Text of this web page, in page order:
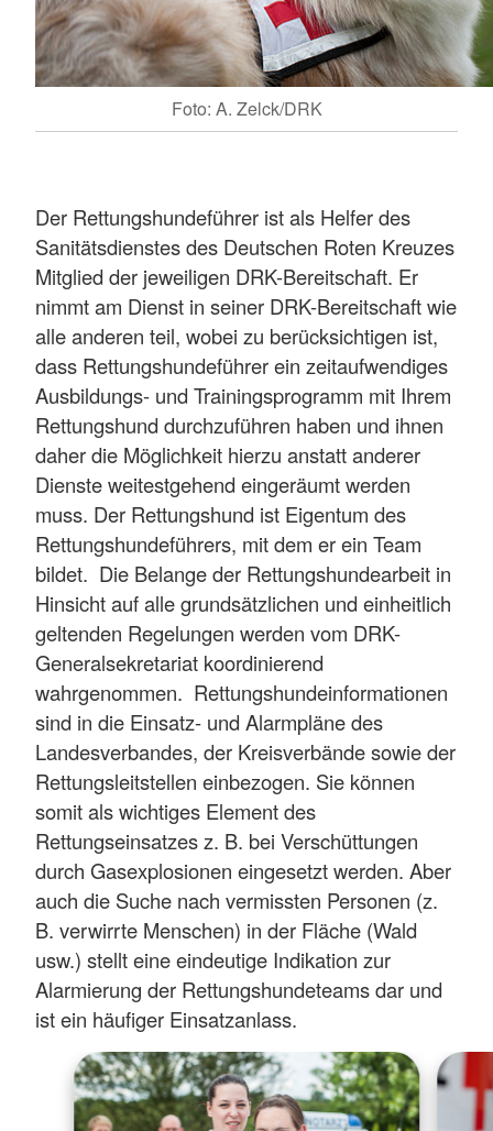
Foto: A. Zelck/DRK
Der Rettungshundeführer ist als Helfer des
Sanitätsdienstes des Deutschen Roten Kreuzes
Mitglied der jeweiligen DRK-Bereitschaft. Er
nimmt am Dienst in seiner DRK-Bereitschaft wie
alle anderen teil, wobei zu berücksichtigen ist,
dass Rettungshundeführer ein zeitaufwendiges
Ausbildungs- und Trainingsprogramm mit Ihrem
Rettungshund durchzuführen haben und ihnen
daher die Möglichkeit hierzu anstatt anderer
Dienste weitestgehend eingeräumt werden
muss. Der Rettungshund ist Eigentum des
Rettungshundeführers, mit dem er ein Team
bildet. Die Belange der Rettungshundearbeit in
Hinsicht auf alle grundsätzlichen und einheitlich
geltenden Regelungen werden vom DRK-
Generalsekretariat koordinierend
wahrgenommen. Rettungshundeinformationen
sind in die Einsatz- und Alarmpläne des
Landesverbandes, der Kreisverbände sowie der
Rettungsleitstellen einbezogen. Sie können
somit als wichtiges Element des
Rettungseinsatzes z. B. bei Verschüttungen
durch Gasexplosionen eingesetzt werden. Aber
auch die Suche nach vermissten Personen (z.
B. verwirrte Menschen) in der Fläche (Wald
usw.) stellt eine eindeutige Indikation zur
Alarmierung der Rettungshundeteams dar und
ist ein häufiger Einsatzanlass.